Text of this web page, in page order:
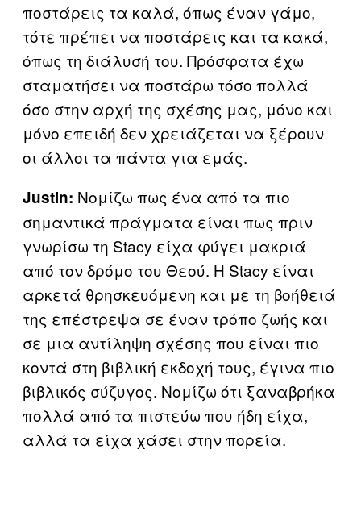
ποστάρεις τα καλά, όπως έναν γάμο,
τότε πρέπει να ποστάρεις και τα κακά,
όπως τη διάλυσή του. Πρόσφατα έχω
σταματήσει να ποστάρω τόσο πολλά
όσο στην αρχή της σχέσης μας, μόνο και
μόνο επειδή δεν χρειάζεται να ξέρουν
οι άλλοι τα πάντα για εμάς.
Justin: Νομίζω πως ένα από τα πιο
σημαντικά πράγματα είναι πως πριν
γνωρίσω τη Stacy είχα φύγει μακριά
από τον δρόμο του Θεού. Η Stacy είναι
αρκετά θρησκευόμενη και με τη βοήθειά
της επέστρεψα σε έναν τρόπο ζωής και
σε μια αντίληψη σχέσης που είναι πιο
κοντά στη βιβλική εκδοχή τους, έγινα πιο
βιβλικός σύζυγος. Νομίζω ότι ξαναβρήκα
πολλά από τα πιστεύω που ήδη είχα,
αλλά τα είχα χάσει στην πορεία.